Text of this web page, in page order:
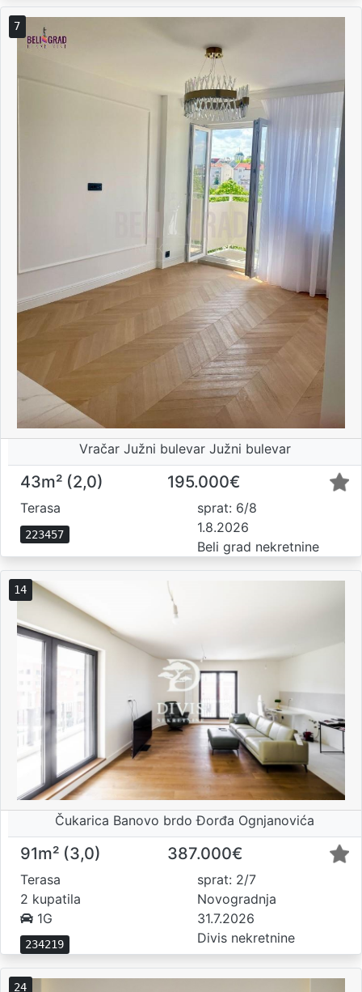
7
Vračar Južni bulevar Južni bulevar
43m² (2,0) 195.000€
Terasa
223457
sprat: 6/8
1.8.2026
Beli grad nekretnine
14
Čukarica Banovo brdo Đorđa Ognjanovića
91m² (3,0) 387.000€
Terasa
2 kupatila
1G
234219
sprat: 2/7
Novogradnja
31.7.2026
Divis nekretnine
24